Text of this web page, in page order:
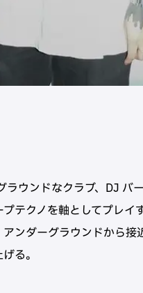
ウンドなクラブ、DJ バ
テクノを軸としてプレイ
ンダーグラウンドから接
る。